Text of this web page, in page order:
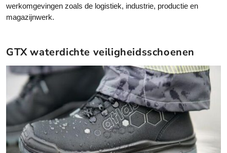
werkomgevingen zoals de logistiek, industrie, productie en
magazijnwerk.
GTX waterdichte veiligheidsschoenen